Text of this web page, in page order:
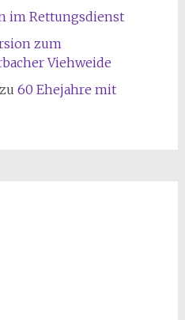
im Rettungsdienst
zum
Viehweide
zu 60 Ehejahre mit